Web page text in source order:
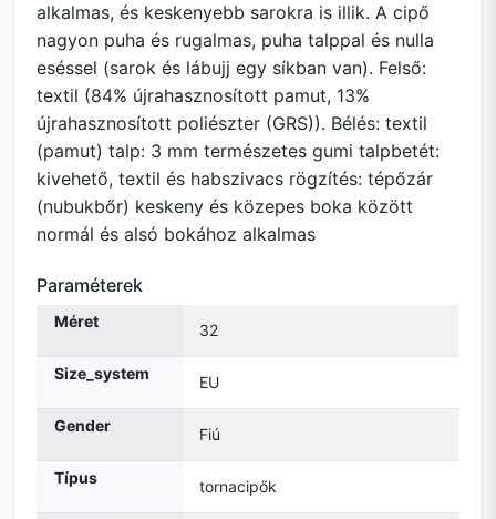
alkalmas, és keskenyebb sarokra is illik. A cipő
nagyon puha és rugalmas, puha talppal és nulla
eséssel (sarok és lábujj egy síkban van). Felső:
textil (84% újrahasznosított pamut, 13%
újrahasznosított poliészter (GRS)). Bélés: textil
(pamut) talp: 3 mm természetes gumi talpbetét:
kivehető, textil és habszivacs rögzítés: tépőzár
(nubukbőr) keskeny és közepes boka között
normál és alsó bokához alkalmas
Paraméterek
Méret 32
Size_system EU
Gender Fiú
Típus tornacipők